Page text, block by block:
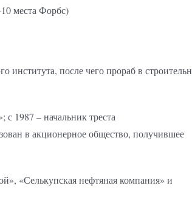
института, после чего прораб в
с 1987 – начальник треста
в акционерное общество, получившее
«Селькупская нефтяная компания» и